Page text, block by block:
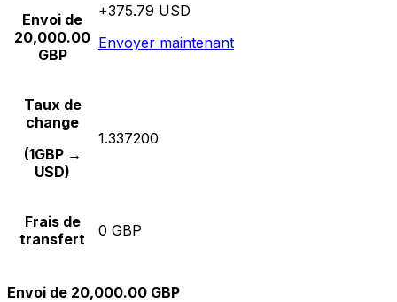
Envoi de
20,000.00
GBP
+375.79 USD
Envoyer maintenant
Taux de
change
(1GBP →
USD)
1.337200
Frais de
transfert
0 GBP
Envoi de 20,000.00 GBP